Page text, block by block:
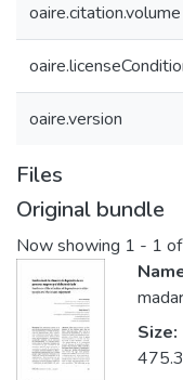
oaire.citation.volume
oaire.version
Files
Original bundle
Now showing 1 - 1
Size: